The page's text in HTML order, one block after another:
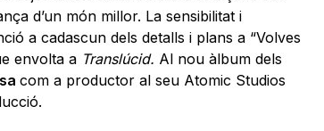
d’un món millor. La sensibilitat i
a cadascun dels detalls i plans a “Volves
envolta a Translúcid. Al nou àlbum dels
com a productor al seu Atomic Studios